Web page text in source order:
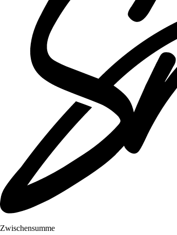
Zwischensumme